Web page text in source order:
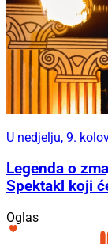
U nedjelju, 9.
Legenda o
Spektakl koji
Oglas